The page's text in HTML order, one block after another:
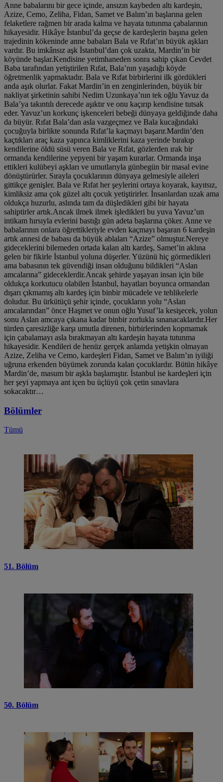
Anne babalarını bir gece içinde, ansızın kaybeden altı kardeşin,
Azize, Cemo, Zeliha, Fidan, Samet ve Balım’ın başlarına gelen
felaketlere rağmen bir arada kalma ve hayata tutunma çabalarının
hikayesidir. Hikâye İstanbul’da geçse de kardeşlerin başına gelen
trajedinin kökeninde anne babaları Bala ve Rıfat’ın büyük aşkları
vardır. Bu imkânsız aşk İstanbul’dan çok uzakta, Mardin’in bir
köyünde başlar.Kendisine yetimhaneden sonra sahip çıkan Cevdet
Baba tarafından yetiştirilen Rıfat, Bala’nın yaşadığı köyde
öğretmenlik yapmaktadır. Bala ve Rıfat birbirlerini ilk gördükleri
anda aşık olurlar. Fakat Mardin’in en zenginlerinden, büyük bir
nakliyat şirketinin sahibi Nedim Uzunkaya’nın tek oğlu Yavuz da
Bala’ya takıntılı derecede aşıktır ve onu kaçırıp kendisine tutsak
eder. Yavuz’un korkunç işkenceleri bebeği dünyaya geldiğinde daha
da büyür. Rıfat Bala’dan asla vazgeçmez ve Bala kucağındaki
çocuğuyla birlikte sonunda Rıfat’la kaçmayı başarır.Mardin’den
kaçtıkları araç kaza yapınca kimliklerini kaza yerinde bırakıp
kendilerine öldü süsü veren Bala ve Rıfat, gözlerden ırak bir
ormanda kendilerine yepyeni bir yaşam kurarlar. Ormanda inşa
ettikleri kulübeyi aşkları ve umutlarıyla günbegün bir masal evine
dönüştürürler. Sırayla çocuklarının dünyaya gelmesiyle aileleri
gittikçe genişler. Bala ve Rıfat her şeylerini ortaya koyarak, kayıtsız,
kimliksiz ama çok güzel altı çocuk yetiştirirler. İnsanlardan uzak ama
oldukça huzurlu, aslında tam da düşledikleri gibi bir hayata
sahiptirler artık.Ancak ilmek ilmek işledikleri bu yuva Yavuz’un
intikam hırsıyla evlerini bastığı gün adeta başlarına çöker. Anne ve
babalarının onlara öğrettikleriyle evden kaçmayı başaran 6 kardeşin
artık annesi de babası da büyük ablaları “Azize” olmuştur.Nereye
gideceklerini bilemeden ortada kalan altı kardeş, Samet’in aklına
gelen bir fikirle İstanbul yoluna düşerler. Yüzünü hiç görmedikleri
ama babasının tek güvendiği insan olduğunu bildikleri “Aslan
amcalarına” gideceklerdir.Ancak şehirde yaşayan insan için bile
oldukça korkutucu olabilen İstanbul, hayatları boyunca ormandan
dışarı çıkmamış altı kardeş için binbir mücadele ve tehlikelerle
doludur. Bu ürkütüçü şehir içinde, çocukların yolu “Aslan
amcalarından” önce Haşmet ve onun oğlu Yusuf’la kesişecek, yolun
sonu Aslan amcaya çıkana kadar binbir zorlukla sınanacaklardır.Her
türden çaresizliğe karşı umutla direnen, birbirlerinden kopmamak
için çabalamayı asla bırakmayan altı kardeşin hayata tutunma
hikayesidir. Kendileri de henüz gerçek anlamda yetişkin olmayan
Azize, Zeliha ve Cemo, kardeşleri Fidan, Samet ve Balım’ın iyiliği
uğruna erkenden büyümek zorunda kalan çocuklardır. Bütün hikâye
Mardin’de, masum bir aşkla başlamıştır. İstanbul ise kardeşleri için
her şeyi yapmaya ant içen bu üçlüyü çok çetin sınavlara
sokacaktır…
Bölümler
Tümü
51. Bölüm
50. Bölüm